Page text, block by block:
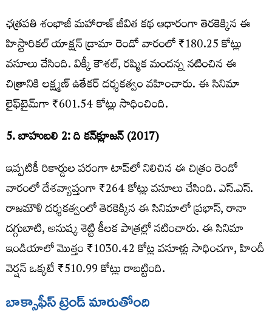
ఛత్రపతి శంభాజీ మహారాజ్ జీవిత కథ ఆధారంగా తెరకెక్కిన ఈ
హిస్టారికల్ యాక్షన్ డ్రామా రెండో వారంలో ₹180.25 కోట్లు
వసూలు చేసింది. విక్కీ కౌశల్, రష్మిక మందన్న నటించిన ఈ
చిత్రానికి లక్ష్మణ్ ఉతేకర్ దర్శకత్వం వహించారు. ఈ సినిమా
లైఫ్‌టైమ్‌గా ₹601.54 కోట్లు సాధించింది.
5. బాహుబలి 2: ది కన్‌క్లూజన్ (2017)
ఇప్పటికీ రికార్డుల పరంగా టాప్‌లో నిలిచిన ఈ చిత్రం రెండో
వారంలో దేశవ్యాప్తంగా ₹264 కోట్లు వసూలు చేసింది. ఎస్.ఎస్.
రాజమౌళి దర్శకత్వంలో తెరకెక్కిన ఈ సినిమాలో ప్రభాస్, రానా
దగ్గుబాటి, అనుష్క శెట్టి కీలక పాత్రల్లో నటించారు. ఈ సినిమా
ఇండియాలో మొత్తం ₹1030.42 కోట్ల వసూళ్లు సాధించగా, హిందీ
వెర్షన్ ఒక్కటే ₹510.99 కోట్లు రాబట్టింది.
బాక్సాఫీస్ ట్రెండ్ మారుతోంది